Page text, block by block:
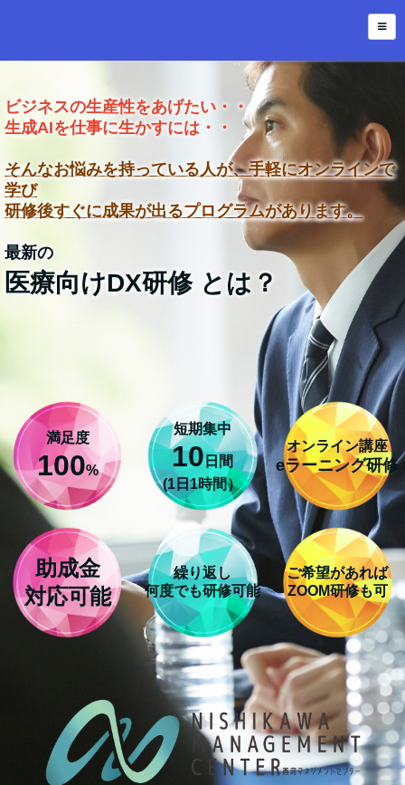
ビジネスの生産性をあげたい・・
生成AIを仕事に生かすには・・
そんなお悩みを持っている人が、手軽にオンラインで
学び
研修後すぐに成果が出るプログラムがあります。
最新の
医療向けDX研修 とは？
満足度
100%
短期集中
10日間
(1日1時間）
オンライン講座
eラーニング研修
助成金
対応可能
繰り返し
何度でも研修可能
ご希望があれば
ZOOM研修も可